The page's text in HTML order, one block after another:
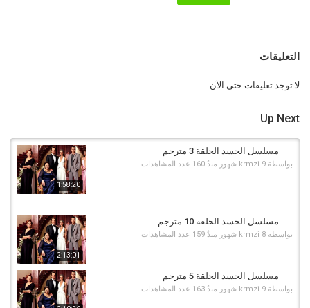
التعليقات
لا توجد تعليقات حتي الآن
Up Next
1:58:20
مسلسل الحسد الحلقة 3 مترجم
بواسطة krmzi 9 شهور منذُ 160 عدد المشاهدات
2:13:01
مسلسل الحسد الحلقة 10 مترجم
بواسطة krmzi 8 شهور منذُ 159 عدد المشاهدات
مسلسل الحسد الحلقة 5 مترجم
بواسطة krmzi 9 شهور منذُ 163 عدد المشاهدات